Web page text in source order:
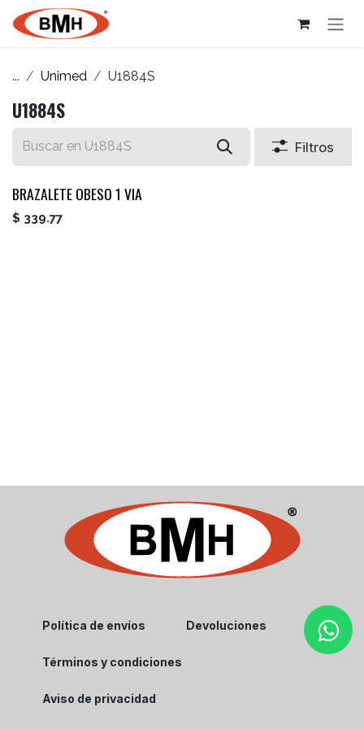
Ir al contenido
... Unimed U1884S
U1884S
Filtros
BRAZALETE OBESO 1 VIA
$ 339.77
Política de envíos Devoluciones
Términos y condiciones
Aviso de privacidad